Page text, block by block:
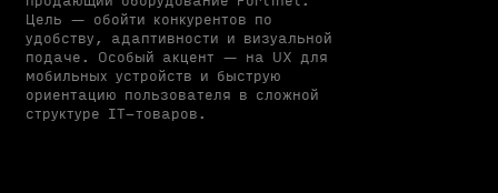
Цель — обойти конкурентов по
удобству, адаптивности и визуальной
подаче. Особый акцент — на UX для
мобильных устройств и быструю
ориентацию пользователя в сложной
структуре IT-товаров.